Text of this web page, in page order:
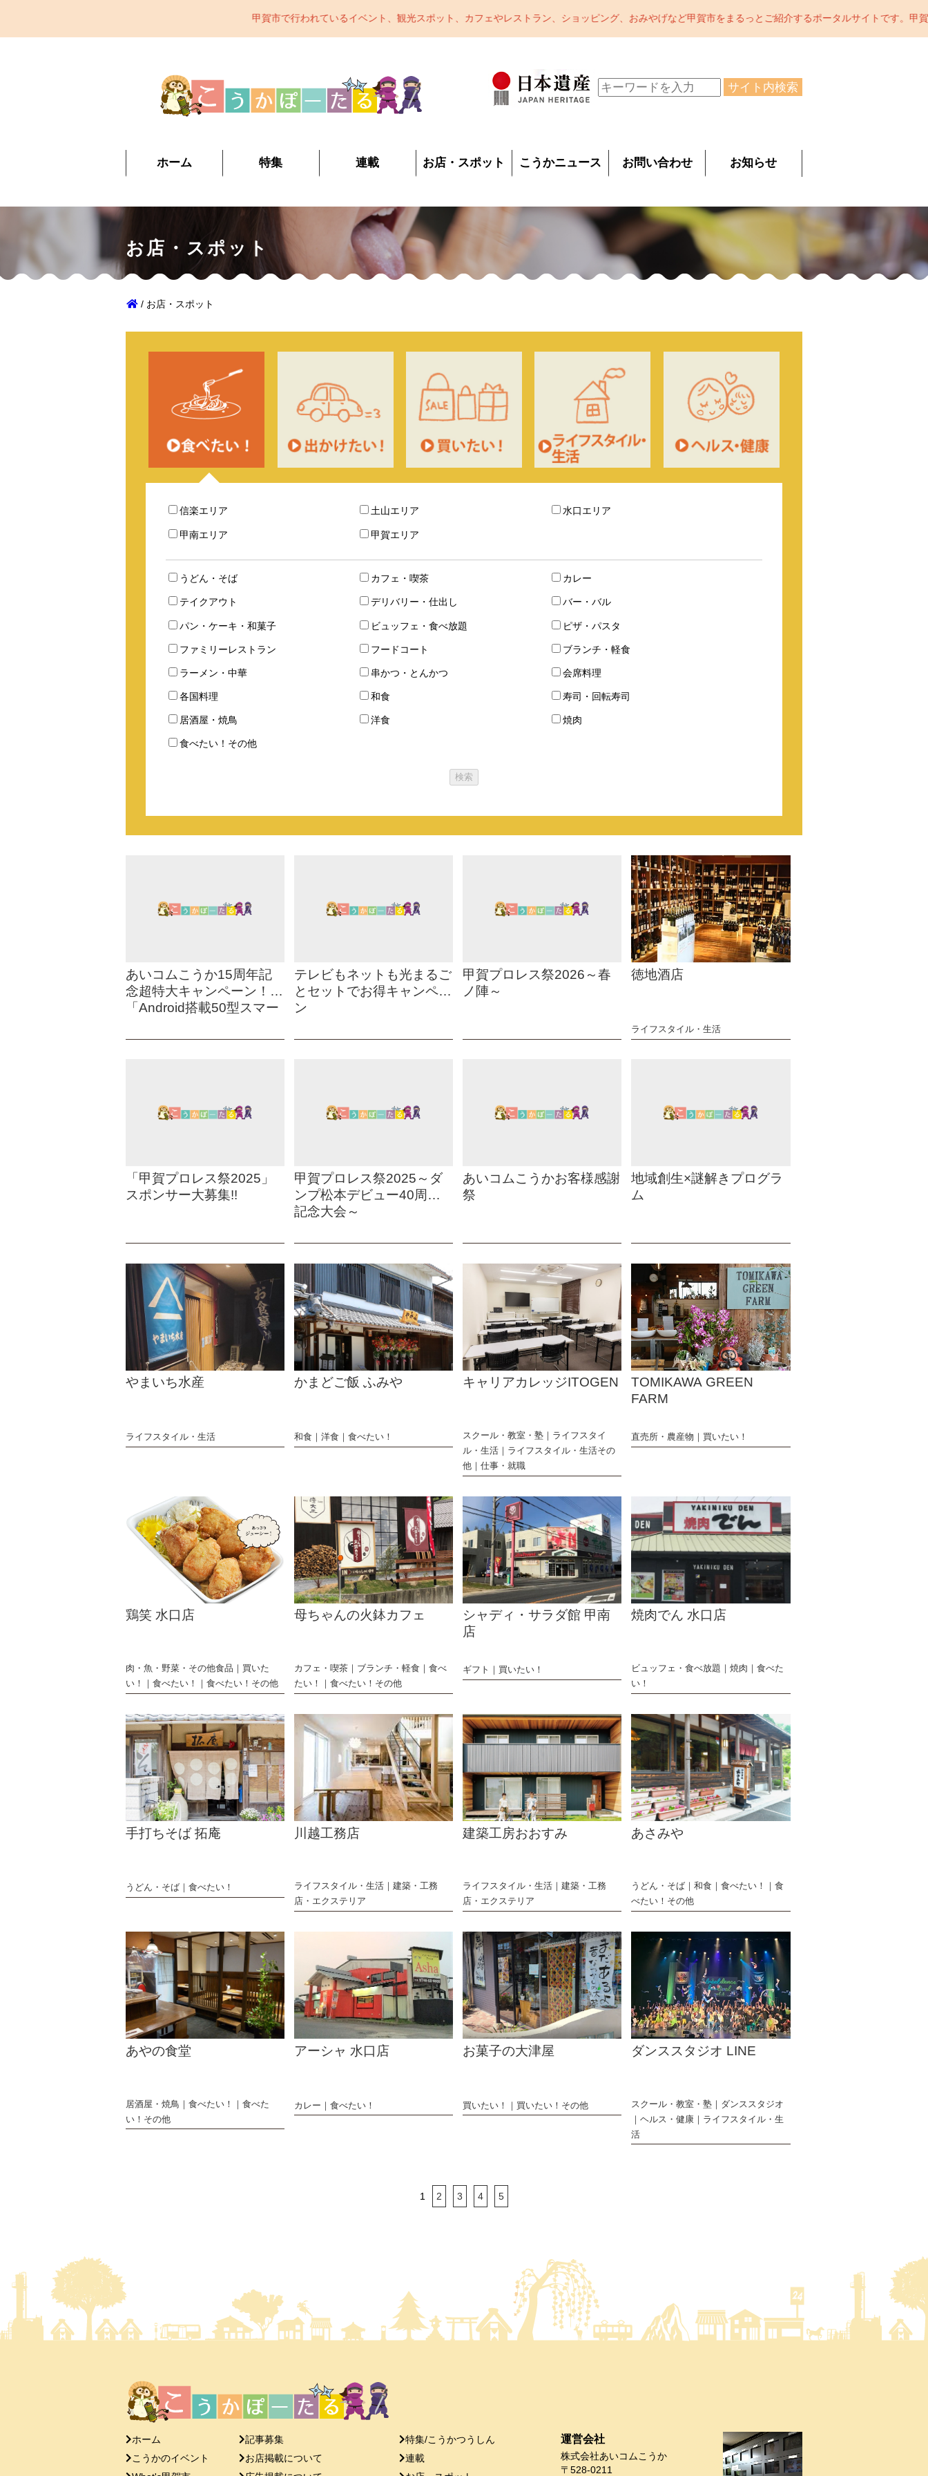
甲賀市で行われているイベント、観光スポット、カフェやレストラン、ショッピング、おみやげなど甲賀市をまるっとご紹介するポータルサイトです。甲賀市の魅力をどんどん発信中。陶芸の
サイト内検索
ホーム 特集 連載 お店・スポット こうかニュース お問い合わせ お知らせ
お店・スポット
/ お店・スポット
信楽エリア 土山エリア 水口エリア
甲南エリア 甲賀エリア
うどん・そば カフェ・喫茶 カレー
テイクアウト デリバリー・仕出し バー・バル
パン・ケーキ・和菓子 ビュッフェ・食べ放題 ピザ・パスタ
ファミリーレストラン フードコート ブランチ・軽食
ラーメン・中華 串かつ・とんかつ 会席料理
各国料理 和食 寿司・回転寿司
居酒屋・焼鳥 洋食 焼肉
食べたい！その他
あいコムこうか15周年記
念超特大キャンペーン！
「Android搭載50型スマー
テレビもネットも光まるご
とセットでお得キャンペー
ン
甲賀プロレス祭2026～春
ノ陣～
徳地酒店
ライフスタイル・生活
「甲賀プロレス祭2025」
スポンサー大募集!!
甲賀プロレス祭2025～ダ
ンプ松本デビュー40周年
記念大会～
あいコムこうかお客様感謝
祭
地域創生×謎解きプログラ
ム
やまいち水産
ライフスタイル・生活
かまどご飯 ふみや
和食 洋食 食べたい！
キャリアカレッジITOGEN
スクール・教室・塾
ライフスタイ
ル・生活
ライフスタイル・生活その
他
仕事・就職
TOMIKAWA GREEN
FARM
直売所・農産物 買いたい！
鶏笑 水口店
肉・魚・野菜・その他食品
買いた
い！
食べたい！ 食べたい！その他
母ちゃんの火鉢カフェ
カフェ・喫茶 ブランチ・軽食
食べ
たい！
食べたい！その他
シャディ・サラダ館 甲南
店
ギフト 買いたい！
焼肉でん 水口店
ビュッフェ・食べ放題 焼肉
食べた
い！
手打ちそば 拓庵
うどん・そば 食べたい！
川越工務店
ライフスタイル・生活
建築・工務
店・エクステリア
建築工房おおすみ
ライフスタイル・生活
建築・工務
店・エクステリア
あさみや
うどん・そば 和食 食べたい！
食
べたい！その他
あやの食堂
居酒屋・焼鳥 食べたい！
食べた
い！その他
アーシャ 水口店
カレー 食べたい！
お菓子の大津屋
買いたい！ 買いたい！その他
ダンススタジオ LINE
スクール・教室・塾
ダンススタジオ
ヘルス・健康
ライフスタイル・生
活
1 2 3 4 5
ホーム 記事募集
特集/こうかつうしん
こうかのイベント
お店掲載について
連載
運営会社
株式会社あいコムこうか
〒528-0211